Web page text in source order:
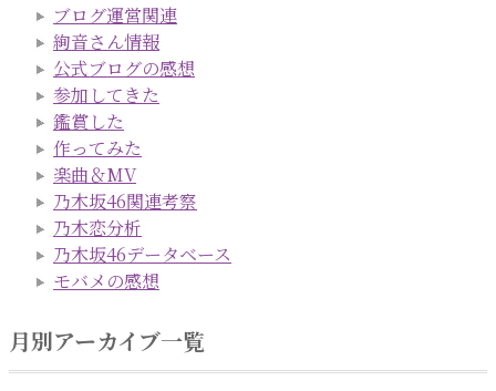
ブログ運営関連
絢音さん情報
公式ブログの感想
参加してきた
鑑賞した
作ってみた
楽曲＆MV
乃木坂46関連考察
乃木恋分析
乃木坂46データベース
モバメの感想
月別アーカイブ一覧